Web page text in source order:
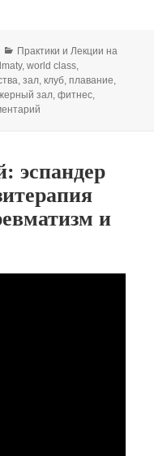
Рубрики
Практики и Лекции на
,world class,
,зал,клуб,плавание,
зал,фитнес,
эспандер
и